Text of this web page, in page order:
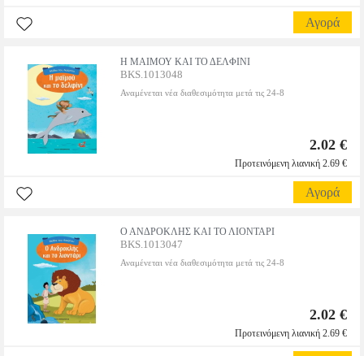
Αγορά
Η ΜΑΙΜΟΥ ΚΑΙ ΤΟ ΔΕΛΦΙΝΙ
BKS.1013048
Αναμένεται νέα διαθεσιμότητα μετά τις 24-8
2.02 €
Προτεινόμενη λιανική 2.69 €
Αγορά
Ο ΑΝΔΡΟΚΛΗΣ ΚΑΙ ΤΟ ΛΙΟΝΤΑΡΙ
BKS.1013047
Αναμένεται νέα διαθεσιμότητα μετά τις 24-8
2.02 €
Προτεινόμενη λιανική 2.69 €